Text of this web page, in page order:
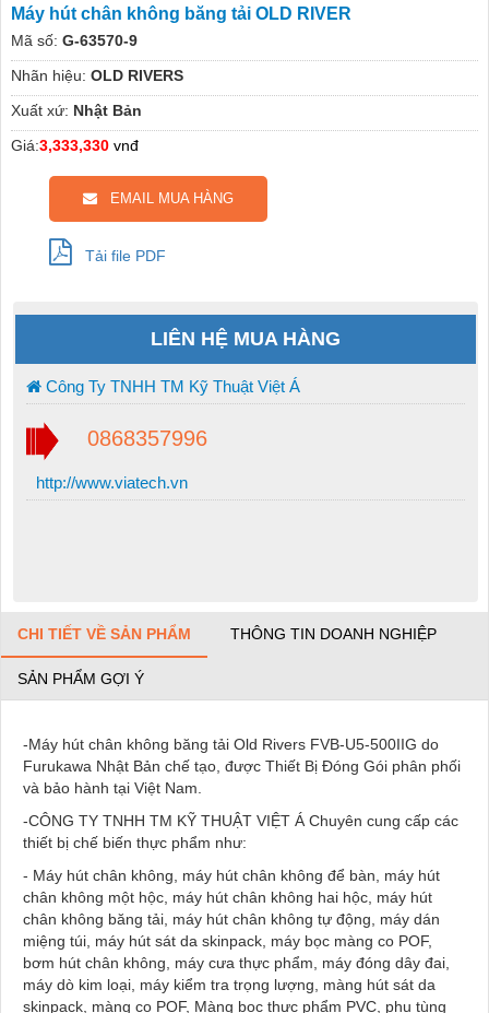
Máy hút chân không băng tải OLD RIVER
Mã số: G-63570-9
Nhãn hiệu: OLD RIVERS
Xuất xứ: Nhật Bản
Giá:3,333,330 vnđ
EMAIL MUA HÀNG
Tải file PDF
LIÊN HỆ MUA HÀNG
Công Ty TNHH TM Kỹ Thuật Việt Á
0868357996
http://www.viatech.vn
CHI TIẾT VỀ SẢN PHẨM THÔNG TIN DOANH NGHIỆP
SẢN PHẨM GỢI Ý
-Máy hút chân không băng tải Old Rivers FVB-U5-500IIG do
Furukawa Nhật Bản chế tạo, được Thiết Bị Đóng Gói phân phối
và bảo hành tại Việt Nam.
-CÔNG TY TNHH TM KỸ THUẬT VIỆT Á Chuyên cung cấp các
thiết bị chế biến thực phẩm như:
- Máy hút chân không, máy hút chân không để bàn, máy hút
chân không một hộc, máy hút chân không hai hộc, máy hút
chân không băng tải, máy hút chân không tự động, máy dán
miệng túi, máy hút sát da skinpack, máy bọc màng co POF,
bơm hút chân không, máy cưa thực phẩm, máy đóng dây đai,
máy dò kim loại, máy kiểm tra trọng lượng, màng hút sát da
skinpack, màng co POF, Màng bọc thực phẩm PVC, phụ tùng